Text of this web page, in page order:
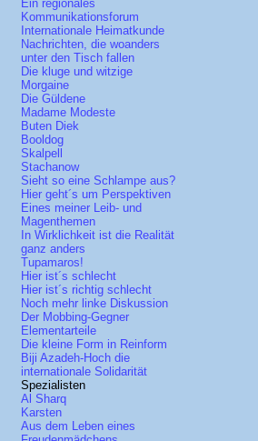
Ein regionales
Kommunikationsforum
Internationale Heimatkunde
Nachrichten, die woanders
unter den Tisch fallen
Die kluge und witzige
Morgaine
Die Güldene
Madame Modeste
Buten Diek
Booldog
Skalpell
Stachanow
Sieht so eine Schlampe aus?
Hier geht´s um Perspektiven
Eines meiner Leib- und
Magenthemen
In Wirklichkeit ist die Realität
ganz anders
Tupamaros!
Hier ist´s schlecht
Hier ist´s richtig schlecht
Noch mehr linke Diskussion
Der Mobbing-Gegner
Elementarteile
Die kleine Form in Reinform
Biji Azadeh-Hoch die
internationale Solidarität
Spezialisten
Al Sharq
Karsten
Aus dem Leben eines